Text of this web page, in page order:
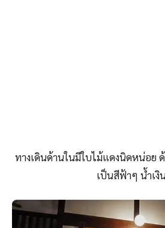
ทางเดินด้านในมีใบไม้แดงนิดหน่อย
เป็นสีฟ้าๆ น้ำเงิ